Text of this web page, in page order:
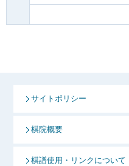
サイトポリシー
棋院概要
棋譜使用・リンクについて